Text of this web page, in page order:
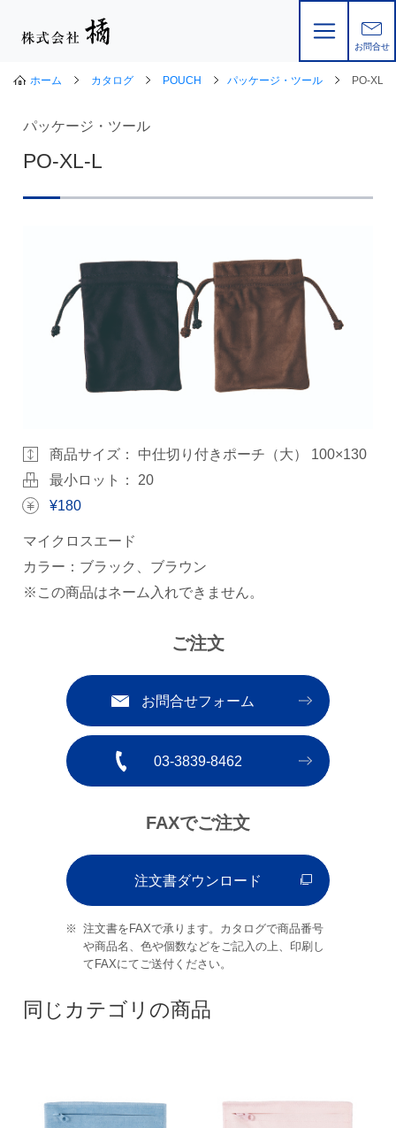
お問合せ
ホーム カタログ POUCH パッケージ・ツール PO-XL-L
パッケージ・ツール
PO-XL-L
商品サイズ： 中仕切り付きポーチ（大） 100×130
最小ロット： 20
¥180
マイクロスエード
カラー：ブラック、ブラウン
※この商品はネーム入れできません。
ご注文
お問合せフォーム
03-3839-8462
FAXでご注文
注文書ダウンロード
注文書をFAXで承ります。カタログで商品番号
や商品名、色や個数などをご記入の上、印刷し
てFAXにてご送付ください。
同じカテゴリの商品